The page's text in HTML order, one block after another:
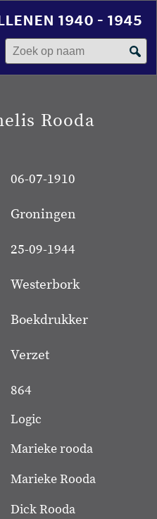
1940 - 1945
Rooda
06-07-1910
Groningen
25-09-1944
Westerbork
Boekdrukker
Verzet
864
Logic
Marieke rooda
Marieke Rooda
Dick Rooda